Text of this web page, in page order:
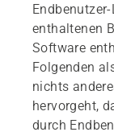
enthaltenen
Software
Folgenden
nichts
hervorgeht,
durch